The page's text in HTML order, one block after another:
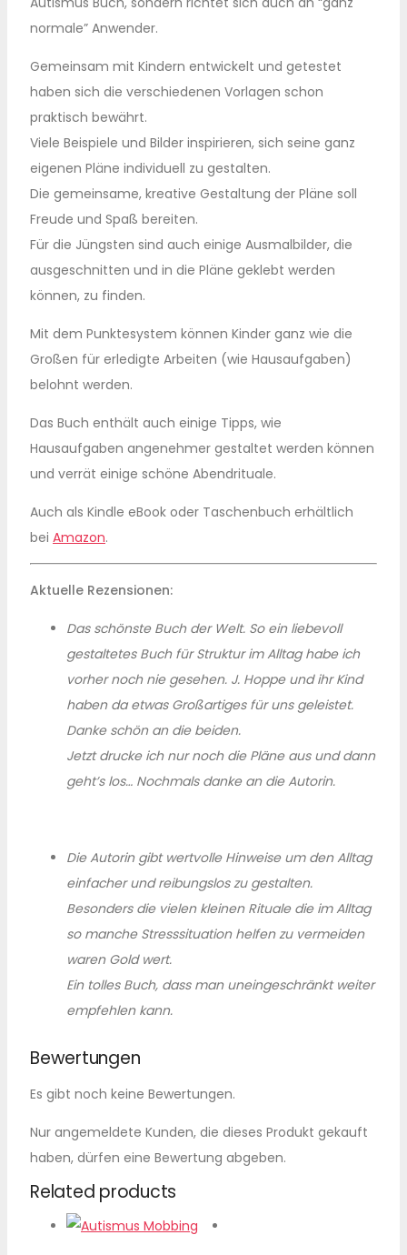
[Digital]
normale” Anwender.
Gemeinsam mit Kindern entwickelt und getestet
haben sich die verschiedenen Vorlagen schon
praktisch bewährt.
Viele Beispiele und Bilder inspirieren, sich seine ganz
eigenen Pläne individuell zu gestalten.
Die gemeinsame, kreative Gestaltung der Pläne soll
Freude und Spaß bereiten.
Für die Jüngsten sind auch einige Ausmalbilder, die
ausgeschnitten und in die Pläne geklebt werden
können, zu finden.
Mit dem Punktesystem können Kinder ganz wie die
Großen für erledigte Arbeiten (wie Hausaufgaben)
belohnt werden.
Das Buch enthält auch einige Tipps, wie
Hausaufgaben angenehmer gestaltet werden können
und verrät einige schöne Abendrituale.
Auch als Kindle eBook oder Taschenbuch erhältlich
bei Amazon.
Aktuelle Rezensionen:
Das schönste Buch der Welt. So ein liebevoll
gestaltetes Buch für Struktur im Alltag habe ich
vorher noch nie gesehen. J. Hoppe und ihr Kind
haben da etwas Großartiges für uns geleistet.
Danke schön an die beiden.
Jetzt drucke ich nur noch die Pläne aus und dann
geht’s los… Nochmals danke an die Autorin.
Die Autorin gibt wertvolle Hinweise um den Alltag
einfacher und reibungslos zu gestalten.
Besonders die vielen kleinen Rituale die im Alltag
so manche Stresssituation helfen zu vermeiden
waren Gold wert.
Ein tolles Buch, dass man uneingeschränkt weiter
empfehlen kann.
Bewertungen
Es gibt noch keine Bewertungen.
Nur angemeldete Kunden, die dieses Produkt gekauft
haben, dürfen eine Bewertung abgeben.
Related products